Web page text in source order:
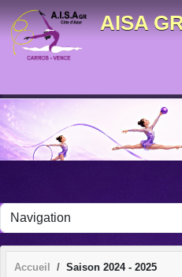
AISA
Accueil Saison 2024 - 2025
Panneau de gestion des cookies